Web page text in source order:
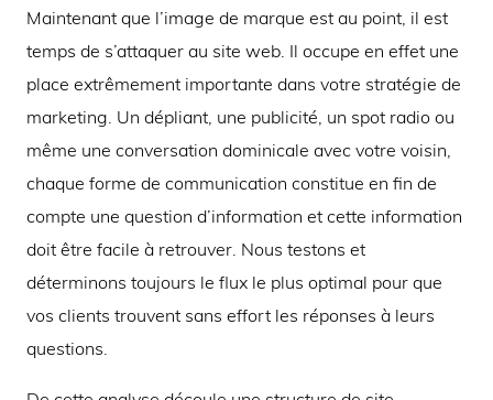
Maintenant que l’image de marque est au point, il est
temps de s’attaquer au site web. Il occupe en effet une
place extrêmement importante dans votre stratégie de
marketing. Un dépliant, une publicité, un spot radio ou
même une conversation dominicale avec votre voisin,
chaque forme de communication constitue en fin de
compte une question d’information et cette information
doit être facile à retrouver. Nous testons et
déterminons toujours le flux le plus optimal pour que
vos clients trouvent sans effort les réponses à leurs
questions.